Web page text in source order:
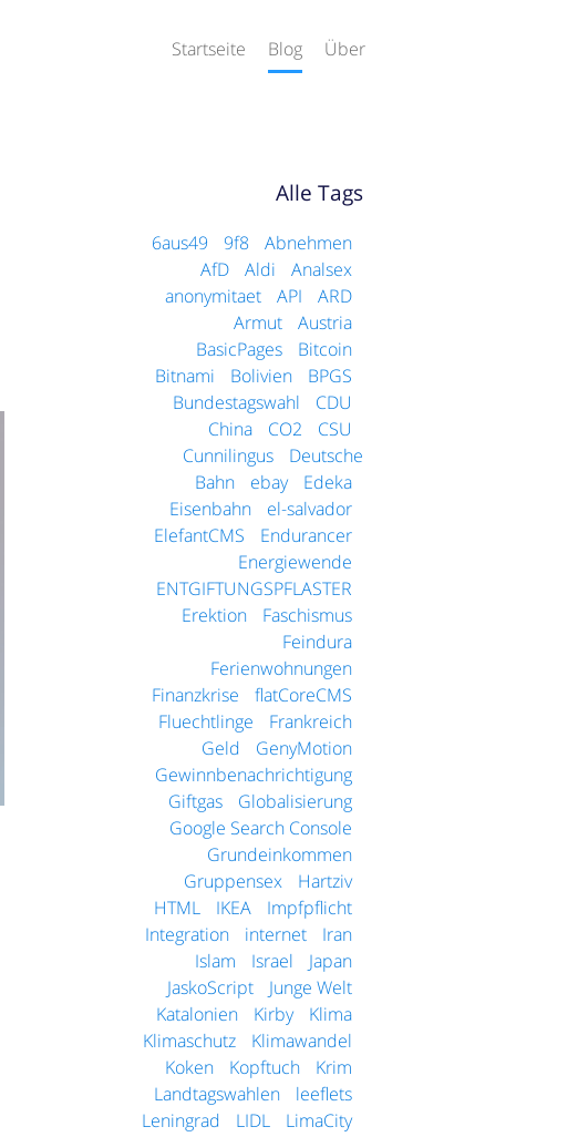
Startseite Blog Über
Alle Tags
6aus49 9f8
Abnehmen
AfD
Aldi
Analsex
anonymitaet
API
ARD
Armut
Austria
BasicPages
Bitcoin
Bitnami
Bolivien
BPGS
Bundestagswahl
CDU
China
CO2
CSU
Cunnilingus
Deutsche
Bahn
ebay
Edeka
Eisenbahn
el-salvador
ElefantCMS
Endurancer
Energiewende
ENTGIFTUNGSPFLASTER
Erektion
Faschismus
Feindura
Ferienwohnungen
Finanzkrise
flatCoreCMS
Fluechtlinge
Frankreich
Geld
GenyMotion
Gewinnbenachrichtigung
Giftgas
Globalisierung
Google Search Console
Grundeinkommen
Gruppensex
Hartziv
HTML
IKEA
Impfpflicht
Integration
internet
Iran
Islam
Israel
Japan
JaskoScript
Junge Welt
Katalonien
Kirby
Klima
Klimaschutz
Klimawandel
Koken
Kopftuch
Krim
Landtagswahlen
leeflets
Leningrad
LIDL
LimaCity